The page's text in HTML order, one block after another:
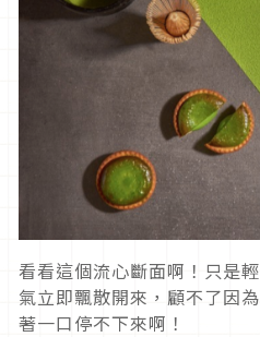
看看這個流心斷面啊！只是
氣立即飄散開來，顧不了因
著一口停不下來啊！